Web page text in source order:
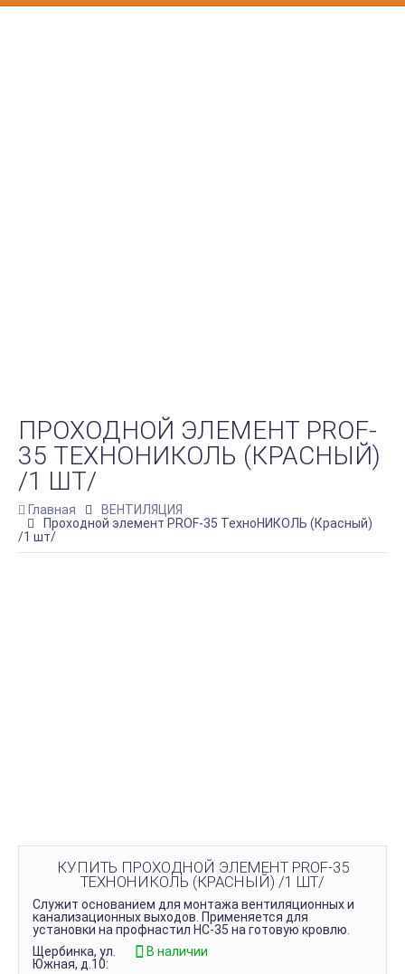
ПРОХОДНОЙ ЭЛЕМЕНТ PROF-
35 ТЕХНОНИКОЛЬ (КРАСНЫЙ)
/1 ШТ/
Главная
ВЕНТИЛЯЦИЯ
Проходной элемент PROF-35 ТехноНИКОЛЬ (Красный)
/1 шт/
КУПИТЬ ПРОХОДНОЙ ЭЛЕМЕНТ PROF-35
ТЕХНОНИКОЛЬ (КРАСНЫЙ) /1 ШТ/
Служит основанием для монтажа вентиляционных и
канализационных выходов. Применяется для
установки на профнастил НС-35 на готовую кровлю.
Щербинка, ул.
Южная, д.10:
В наличии